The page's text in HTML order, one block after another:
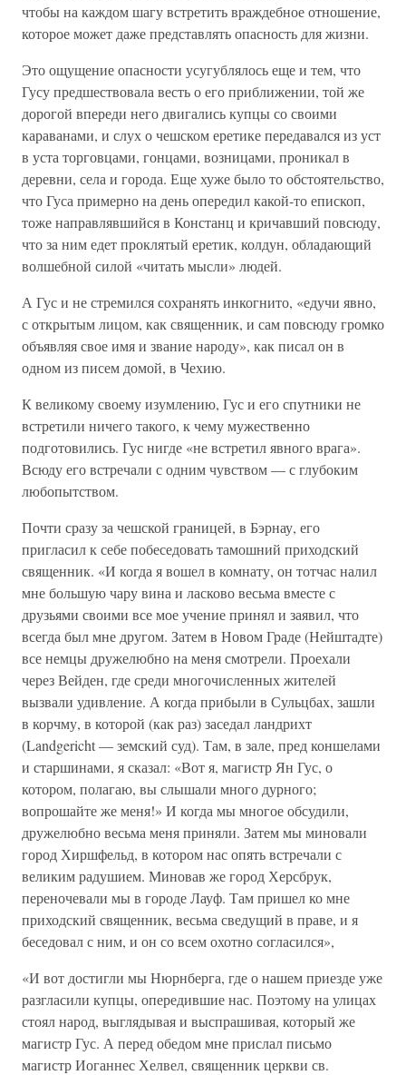
чтобы на каждом шагу встретить враждебное отношение,
которое может даже представлять опасность для жизни.
Это ощущение опасности усугублялось еще и тем, что
Гусу предшествовала весть о его приближении, той же
дорогой впереди него двигались купцы со своими
караванами, и слух о чешском еретике передавался из уст
в уста торговцами, гонцами, возницами, проникал в
деревни, села и города. Еще хуже было то обстоятельство,
что Гуса примерно на день опередил какой-то епископ,
тоже направлявшийся в Констанц и кричавший повсюду,
что за ним едет проклятый еретик, колдун, обладающий
волшебной силой «читать мысли» людей.
А Гус и не стремился сохранять инкогнито, «едучи явно,
с открытым лицом, как священник, и сам повсюду громко
объявляя свое имя и звание народу», как писал он в
одном из писем домой, в Чехию.
К великому своему изумлению, Гус и его спутники не
встретили ничего такого, к чему мужественно
подготовились. Гус нигде «не встретил явного врага».
Всюду его встречали с одним чувством — с глубоким
любопытством.
Почти сразу за чешской границей, в Бэрнау, его
пригласил к себе побеседовать тамошний приходский
священник. «И когда я вошел в комнату, он тотчас налил
мне большую чару вина и ласково весьма вместе с
друзьями своими все мое учение принял и заявил, что
всегда был мне другом. Затем в Новом Граде (Нейштадте)
все немцы дружелюбно на меня смотрели. Проехали
через Вейден, где среди многочисленных жителей
вызвали удивление. А когда прибыли в Сульцбах, зашли
в корчму, в которой (как раз) заседал ландрихт
(Landgericht — земский суд). Там, в зале, пред коншелами
и старшинами, я сказал: «Вот я, магистр Ян Гус, о
котором, полагаю, вы слышали много дурного;
вопрошайте же меня!» И когда мы многое обсудили,
дружелюбно весьма меня приняли. Затем мы миновали
город Хиршфельд, в котором нас опять встречали с
великим радушием. Миновав же город Херсбрук,
переночевали мы в городе Лауф. Там пришел ко мне
приходский священник, весьма сведущий в праве, и я
беседовал с ним, и он со всем охотно согласился»,
«И вот достигли мы Нюрнберга, где о нашем приезде уже
разгласили купцы, опередившие нас. Поэтому на улицах
стоял народ, выглядывая и выспрашивая, который же
магистр Гус. А перед обедом мне прислал письмо
магистр Иоганнес Хелвел, священник церкви св.